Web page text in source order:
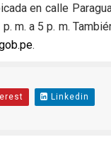
en calle
m. a 5 p. m.
.
Linkedin